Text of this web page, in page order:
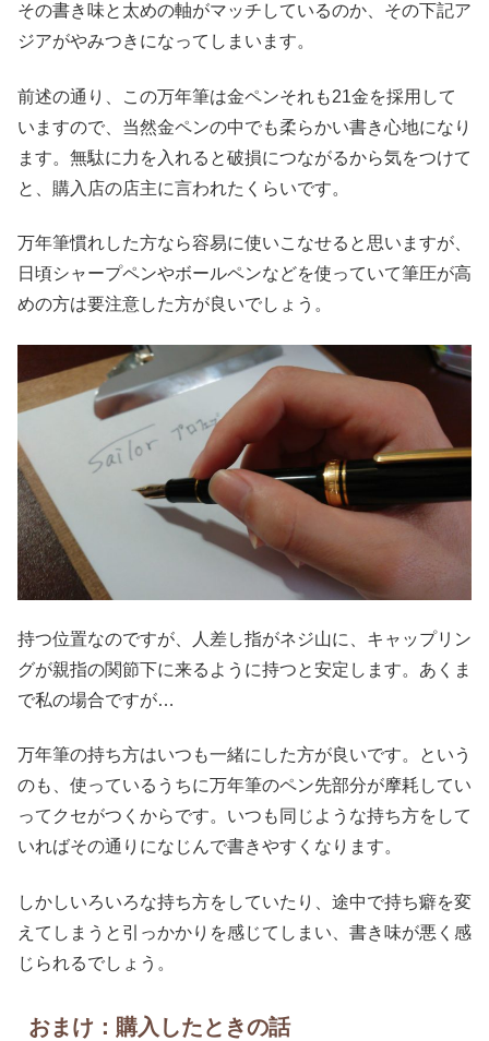
その書き味と太めの軸がマッチしているのか、その下記ア
ジアがやみつきになってしまいます。
前述の通り、この万年筆は金ペンそれも21金を採用して
いますので、当然金ペンの中でも柔らかい書き心地になり
ます。無駄に力を入れると破損につながるから気をつけて
と、購入店の店主に言われたくらいです。
万年筆慣れした方なら容易に使いこなせると思いますが、
日頃シャープペンやボールペンなどを使っていて筆圧が高
めの方は要注意した方が良いでしょう。
持つ位置なのですが、人差し指がネジ山に、キャップリン
グが親指の関節下に来るように持つと安定します。あくま
で私の場合ですが…
万年筆の持ち方はいつも一緒にした方が良いです。という
のも、使っているうちに万年筆のペン先部分が摩耗してい
ってクセがつくからです。いつも同じような持ち方をして
いればその通りになじんで書きやすくなります。
しかしいろいろな持ち方をしていたり、途中で持ち癖を変
えてしまうと引っかかりを感じてしまい、書き味が悪く感
じられるでしょう。
おまけ：購入したときの話